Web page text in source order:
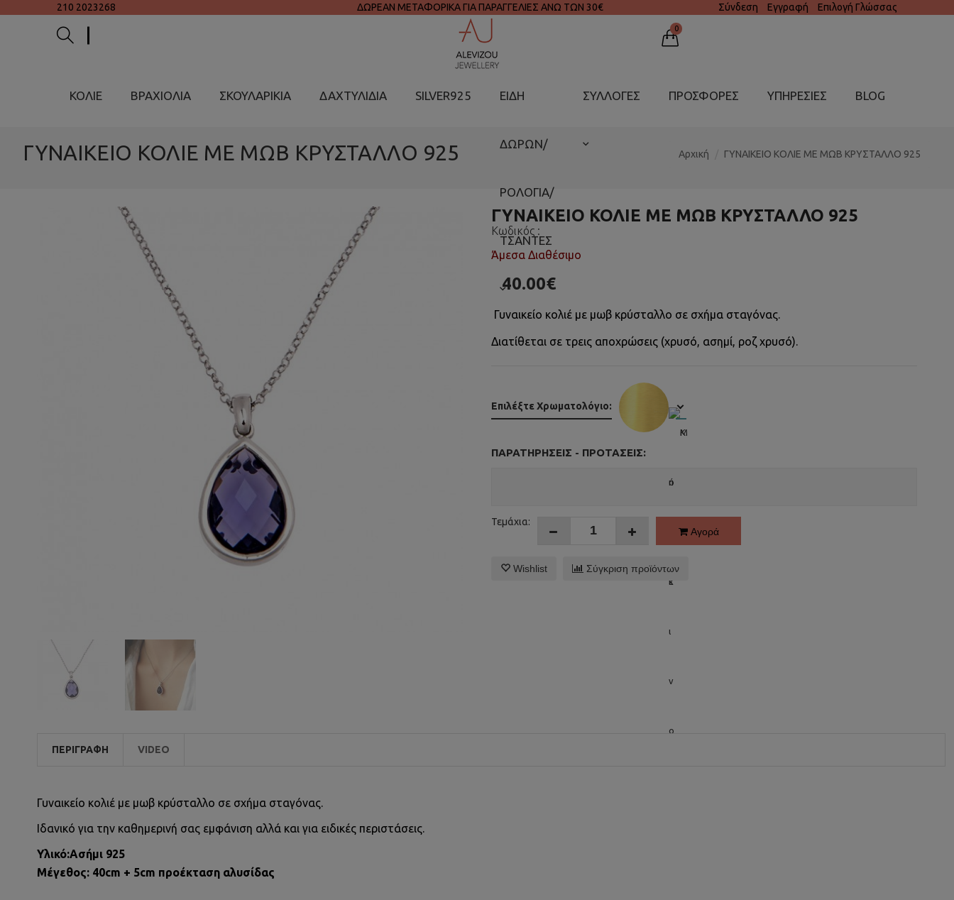
210 2023268 ΔΩΡΕΑΝ ΜΕΤΑΦΟΡΙΚΑ ΓΙΑ ΠΑΡΑΓΓΕΛΙΕΣ ΑΝΩ ΤΩΝ 30€ Σύνδεση Εγγραφή Επιλογή Γλώσσας
0
ΚΟΛΙΕ ΒΡΑΧΙΟΛΙΑ ΣΚΟΥΛΑΡΙΚΙΑ ΔΑΧΤΥΛΙΔΙΑ SILVER925 ΕΙΔΗ
ΔΩΡΩΝ/
ΡΟΛΟΓΙΑ/
ΤΣΑΝΤΕΣ
ΣΥΛΛΟΓΕΣ ΠΡΟΣΦΟΡΕΣ ΥΠΗΡΕΣΊΕΣ BLOG
ΓΥΝΑΙΚΕΙΟ ΚΟΛΙΕ ΜΕ ΜΩΒ ΚΡΥΣΤΑΛΛΟ 925 Αρχική ΓΥΝΑΙΚΕΙΟ ΚΟΛΙΕ ΜΕ ΜΩΒ ΚΡΥΣΤΑΛΛΟ 925
ΓΥΝΑΙΚΕΙΟ ΚΟΛΙΕ ΜΕ ΜΩΒ ΚΡΥΣΤΑΛΛΟ 925
Κωδικός :
Άμεσα Διαθέσιμο
40.00€
Γυναικείο κολιέ με μωβ κρύσταλλο σε σχήμα σταγόνας.
Διατίθεται σε τρεις αποχρώσεις (χρυσό, ασημί, ροζ χρυσό).
Επιλέξτε Χρωματολόγιο:
ΠΑΡΑΤΗΡΉΣΕΙΣ - ΠΡΟΤΆΣΕΙΣ:
Τεμάχια:
Αγορά
Wishlist Σύγκριση προϊόντων
ΠΕΡΙΓΡΑΦΉ VIDEO
Γυναικείο κολιέ με μωβ κρύσταλλο σε σχήμα σταγόνας.
Ιδανικό για την καθημερινή σας εμφάνιση αλλά και για ειδικές περιστάσεις.
Υλικό:Ασήμι 925
Μέγεθος: 40cm + 5cm προέκταση αλυσίδας